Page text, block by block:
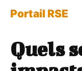
Portail RSE
Quels